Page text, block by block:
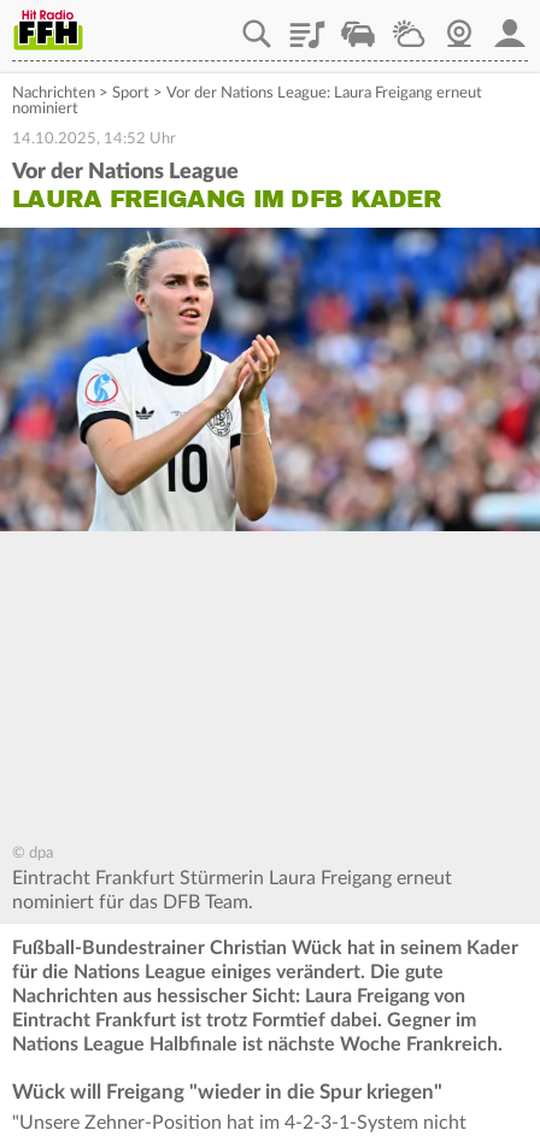
PlaylistStaupilotWetterWebcam
Nachrichten > Sport > Vor der Nations League: Laura Freigang erneut
nominiert
14.10.2025, 14:52 Uhr
Vor der Nations League
LAURA FREIGANG IM DFB KADER
© dpa
Eintracht Frankfurt Stürmerin Laura Freigang erneut
nominiert für das DFB Team.
Fußball-Bundestrainer Christian Wück hat in seinem Kader
für die Nations League einiges verändert. Die gute
Nachrichten aus hessischer Sicht: Laura Freigang von
Eintracht Frankfurt ist trotz Formtief dabei. Gegner im
Nations League Halbfinale ist nächste Woche Frankreich.
Wück will Freigang "wieder in die Spur kriegen"
"Unsere Zehner-Position hat im 4-2-3-1-System nicht